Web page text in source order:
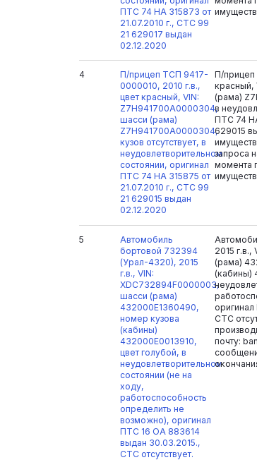
ПТС 74 НА 315873 от
21.07.2010 г., СТС 99
21 629017 выдан
02.12.2020
4
П/прицеп ТСП 9417-
0000010, 2010 г.в.,
цвет красный, VIN:
Z7H941700A0000304,
шасси (рама)
Z7H941700A0000304,
кузов отсутствует, в
неудовлетворительном
состоянии, оригинал
ПТС 74 НА 315875 от
21.07.2010 г., СТС 99
21 629015 выдан
02.12.2020
П/прицеп
красный,
(рама)
в
ПТС 74
629015
запроса
момента
5
Автомобиль
бортовой 732394
(Урал-4320), 2015
г.в., VIN:
XDC732894F0000003,
шасси (рама)
432000Е1360490,
номер кузова
(кабины)
432000Е0013910,
цвет голубой, в
неудовлетворительном
состоянии (не на
ходу,
работоспособность
определить не
возможно), оригинал
ПТС 16 ОА 883614
выдан 30.03.2015.,
СТС отсутствует.
2015
(рама)
(кабины)
СТС
почту: